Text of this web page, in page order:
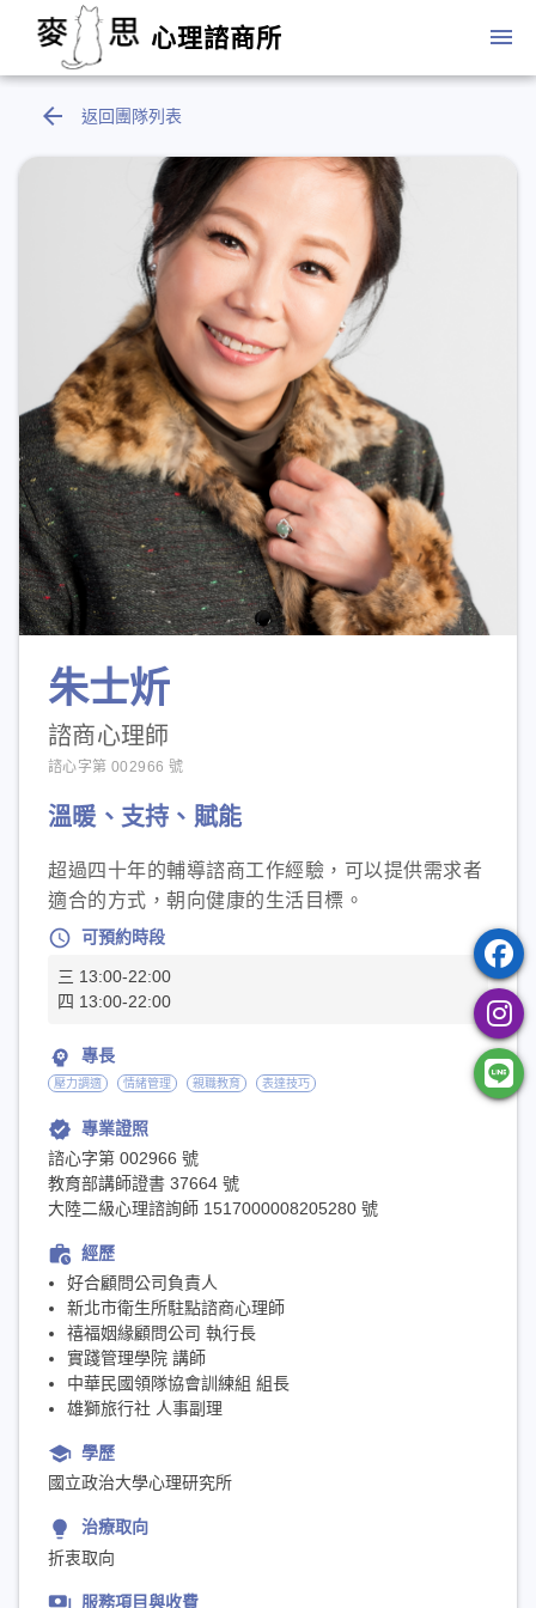
心理諮商所 menu
arrow_back 返回團隊列表
朱士炘
諮商心理師
諮心字第 002966 號
溫暖、支持、賦能
超過四十年的輔導諮商工作經驗，可以提供需求者
適合的方式，朝向健康的生活目標。
schedule 可預約時段
三 13:00-22:00
四 13:00-22:00
psychology 專長
壓力調適 情緒管理 親職教育 表達技巧
verified 專業證照
諮心字第 002966 號
教育部講師證書 37664 號
大陸二級心理諮詢師 1517000008205280 號
work_history 經歷
好合顧問公司負責人
新北市衛生所駐點諮商心理師
禧福姻緣顧問公司 執行長
實踐管理學院 講師
中華民國領隊協會訓練組 組長
雄獅旅行社 人事副理
school 學歷
國立政治大學心理研究所
lightbulb
治療取向
折衷取向
服務項目與收費